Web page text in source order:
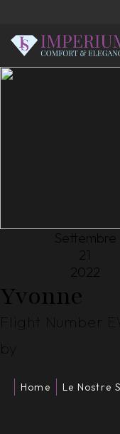
Settembre
21
2022
Yvonne
Flight Number
by
Home Le Nostre